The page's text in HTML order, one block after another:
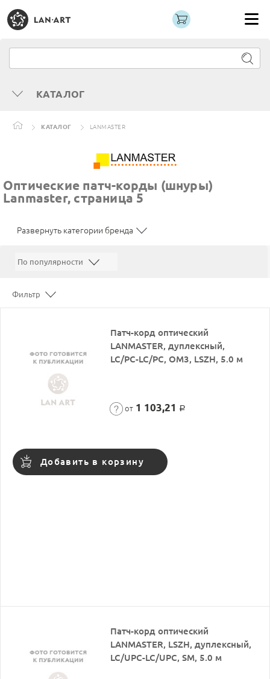
КАТАЛОГ
КАТАЛОГ LANMASTER
Оптические патч-корды (шнуры)
Lanmaster, страница 5
Развернуть категории бренда
Фильтр
Патч-корд оптический
LANMASTER, дуплексный,
LC/PC-LC/PC, OM3, LSZH, 5.0 м
от 1 103,21 Р
Добавить в корзину
Патч-корд оптический
LANMASTER, LSZH, дуплексный,
LC/UPC-LC/UPC, SM, 5.0 м